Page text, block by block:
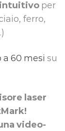
per
ferro,
60 mesi su
laser
video-